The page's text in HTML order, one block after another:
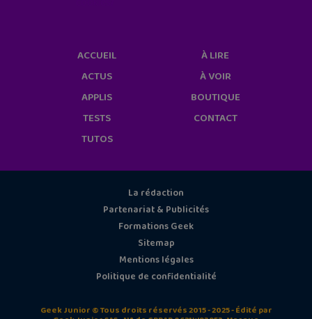
ACCUEIL
ACTUS
APPLIS
TESTS
TUTOS
À LIRE
À VOIR
BOUTIQUE
CONTACT
La rédaction
Partenariat & Publicités
Formations Geek
Sitemap
Mentions légales
Politique de confidentialité
Geek Junior © Tous droits réservés 2015 - 2025 - Édité par